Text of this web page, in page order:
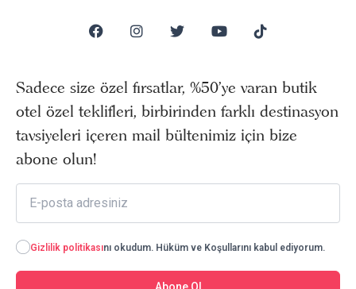
Sadece size özel fırsatlar, %50’ye varan butik
otel özel teklifleri, birbirinden farklı destinasyon
tavsiyeleri içeren mail bültenimiz için bize
abone olun!
Gizlilik politikasını okudum. Hüküm ve Koşullarını kabul ediyorum.